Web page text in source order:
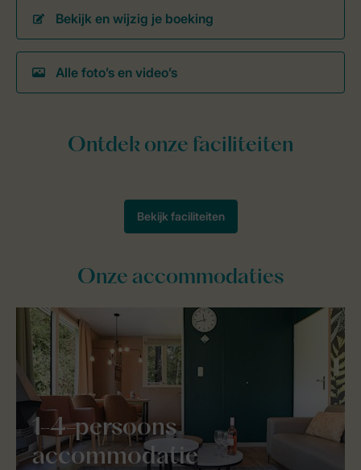
Bekijk en wijzig je boeking
Alle foto’s en video’s
Onze accommodaties
1-4-persoons
accommodatie